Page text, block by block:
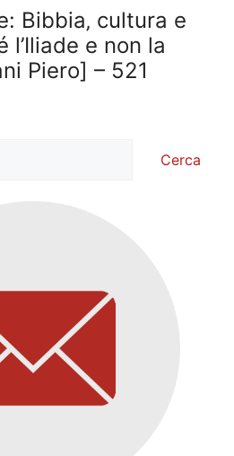
Bibbia‚ cultura e
l’Iliade e non la
Piero] – 521
Cerca